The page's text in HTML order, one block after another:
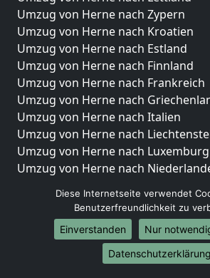
Umzug von Herne nach Zypern
Umzug von Herne nach Kroatien
Umzug von Herne nach Estland
Umzug von Herne nach Finnland
Umzug von Herne nach Frankreich
Umzug von Herne nach
Umzug von Herne nach Italien
Umzug von Herne nach
Umzug von Herne nach Luxemburg
Umzug von Herne nach
Umzüge-Deutschlandweit
Umzug von Herne nach Berlin
Umzug von Herne nach Hamburg
Diese Internetseite verwendet
Benutzerfreundlichkeit zu
Einverstanden
Nur
Datenschutzerklärung